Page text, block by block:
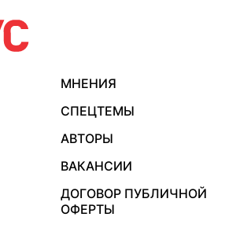
МНЕНИЯ
СПЕЦТЕМЫ
АВТОРЫ
ВАКАНСИИ
ДОГОВОР ПУБЛИЧНОЙ
ОФЕРТЫ